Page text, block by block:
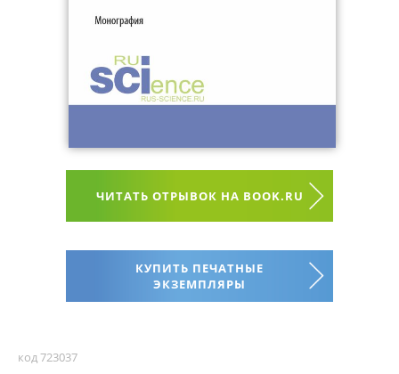
ЧИТАТЬ ОТРЫВОК НА BOOK.RU
КУПИТЬ ПЕЧАТНЫЕ
ЭКЗЕМПЛЯРЫ
код 723037